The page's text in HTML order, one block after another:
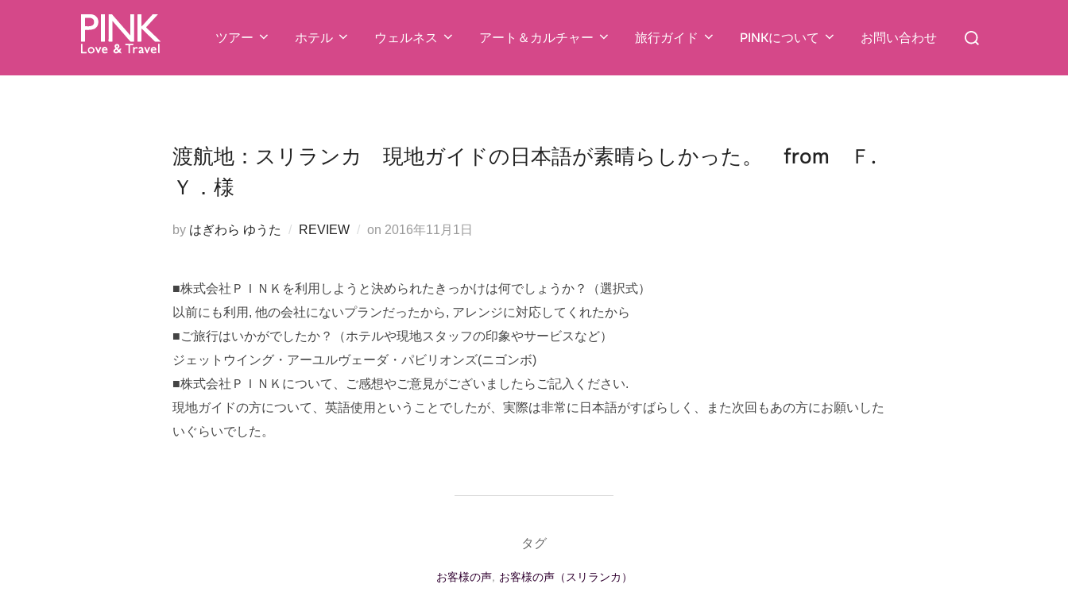
ン
ツアー ホテル ウェルネス アート＆カルチャー 旅行ガイド PINKについて お問い合わせ
対
渡航地：スリランカ 現地ガイドの日本語が素晴らしかった。 from Ｆ.
Ｙ．様
by はぎわら ゆうた REVIEW on 投
2016年11月1日
■株式会社ＰＩＮＫを利用しようと決められたきっかけは何でしょうか？（選択式）
以前にも利用, 他の会社にないプランだったから, アレンジに対応してくれたから
■ご旅行はいかがでしたか？（ホテルや現地スタッフの印象やサービスなど）
ジェットウイング・アーユルヴェーダ・パビリオンズ(ニゴンボ)
■株式会社ＰＩＮＫについて、ご感想やご意見がございましたらご記入ください.
現地ガイドの方について、英語使用ということでしたが、実際は非常に日本語がすばらしく、また次回もあの方にお願いした
いぐらいでした。
タグ
お客様の声, お客様の声（スリランカ）